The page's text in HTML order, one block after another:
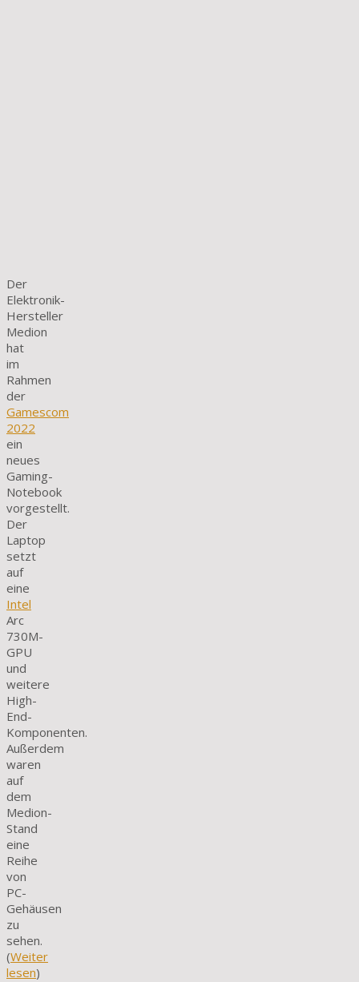
Der
Elektronik-
Hersteller
Medion
hat
im
Rahmen
der
Gamescom
2022
ein
neues
Gaming-
Notebook
vorgestellt.
Der
Laptop
setzt
auf
eine
Intel
Arc
730M-
GPU
und
weitere
High-
End-
Komponenten.
Außerdem
waren
auf
dem
Medion-
Stand
eine
Reihe
von
PC-
Gehäusen
zu
sehen.
(Weiter
lesen)